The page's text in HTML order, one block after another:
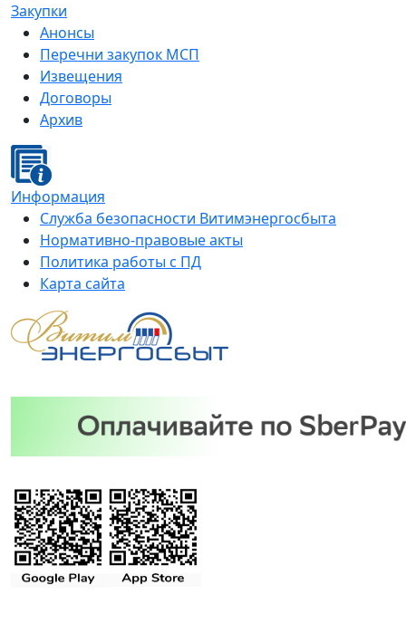
Закупки
Анонсы
Перечни закупок МСП
Извещения
Договоры
Архив
Информация
Служба безопасности Витимэнергосбыта
Нормативно-правовые акты
Политика работы с ПД
Карта сайта